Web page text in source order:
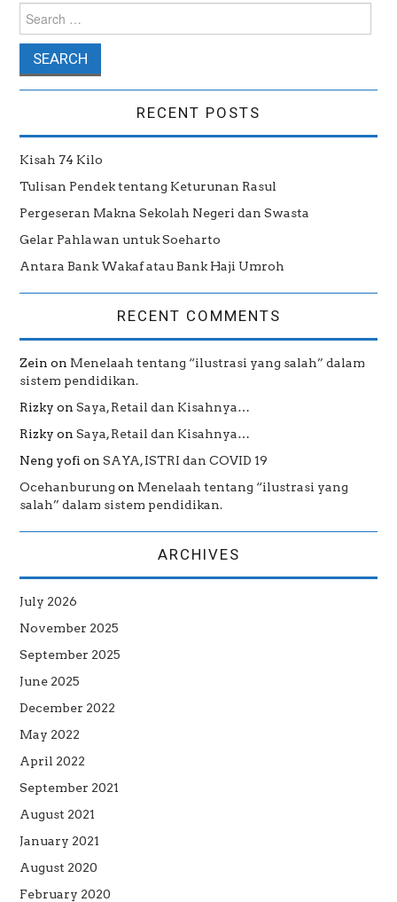
Search for:
RECENT POSTS
Kisah 74 Kilo
Tulisan Pendek tentang Keturunan Rasul
Pergeseran Makna Sekolah Negeri dan Swasta
Gelar Pahlawan untuk Soeharto
Antara Bank Wakaf atau Bank Haji Umroh
RECENT COMMENTS
Zein on Menelaah tentang “ilustrasi yang salah” dalam
sistem pendidikan.
Rizky onSaya, Retail dan Kisahnya…
Rizky onSaya, Retail dan Kisahnya…
Neng yofi onSAYA, ISTRI dan COVID 19
Ocehanburung on Menelaah tentang “ilustrasi yang
salah” dalam sistem pendidikan.
ARCHIVES
July 2026
November 2025
September 2025
June 2025
December 2022
May 2022
April 2022
September 2021
August 2021
January 2021
August 2020
February 2020